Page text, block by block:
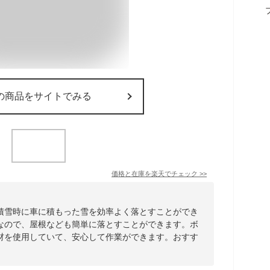
商品をサイトでみる
価格と在庫を楽天でチェック >>
時に車に積もった雪を効率よく落とすことができ
で、屋根なども簡単に落とすことができます。ボ
使用していて、安心して作業ができます。おすす